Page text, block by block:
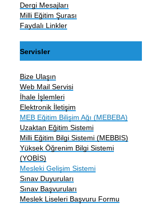
Dergi Mesajları
Milli Eğitim Şurası
Faydalı Linkler
Servisler
Bize Ulaşın
Web Mail Servisi
İhale İşlemleri
Elektronik İletişim
MEB Eğitim Bilişim Ağı (MEBEBA)
Uzaktan Eğitim Sistemi
Milli Eğitim Bilgi Sistemi (MEBBIS)
Yüksek Öğrenim Bilgi Sistemi
(YOBİS)
Mesleki Gelişim Sistemi
Sınav Duyuruları
Sınav Başvuruları
Meslek Liseleri Başvuru Formu